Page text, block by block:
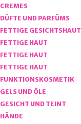
CREMES
DÜFTE UND PARFÜMS
FETTIGE GESICHTSHAUT
FETTIGE HAUT
FETTIGE HAUT
FETTIGE HAUT
FUNKTIONSKOSMETIK
GELS UND ÖLE
GESICHT UND TEINT
HÄNDE